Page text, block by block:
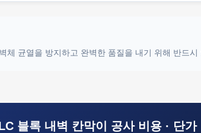
균열을 방지하고 완벽한 품질을 내기 위해 반드
블록 내벽 칸막이 공사 비용 · 단가